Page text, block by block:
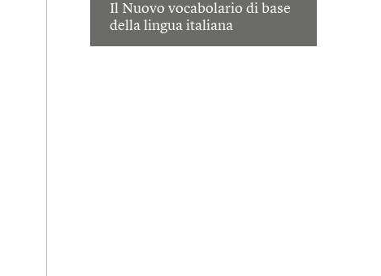
Il Nuovo vocabolario di base
della lingua italiana